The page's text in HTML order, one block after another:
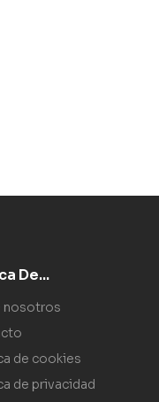
De...
nosotros
de cookies
de privacidad